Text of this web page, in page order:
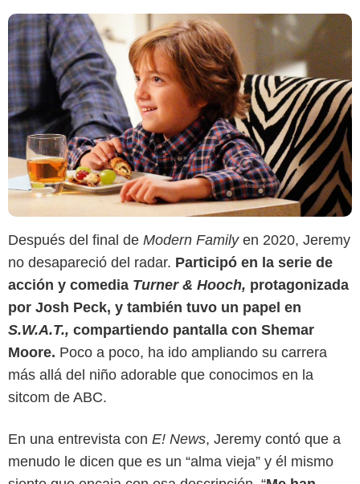
Después del final de Modern Family en 2020, Jeremy
no desapareció del radar. Participó en la serie de
acción y comedia Turner & Hooch, protagonizada
por Josh Peck, y también tuvo un papel en
S.W.A.T., compartiendo pantalla con Shemar
Moore. Poco a poco, ha ido ampliando su carrera
más allá del niño adorable que conocimos en la
sitcom de ABC.
En una entrevista con E! News, Jeremy contó que a
menudo le dicen que es un “alma vieja” y él mismo